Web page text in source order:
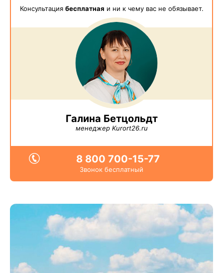
Консультация бесплатная и ни к чему вас не обязывает.
Галина Бетцольдт
менеджер Kurort26.ru
8 800 700-15-77
Звонок бесплатный